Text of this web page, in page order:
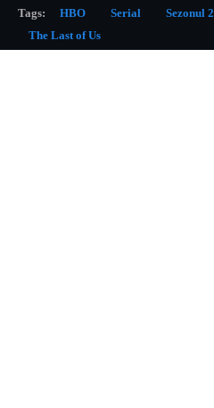
Tags: HBO Serial Sezonul 2
The Last of Us